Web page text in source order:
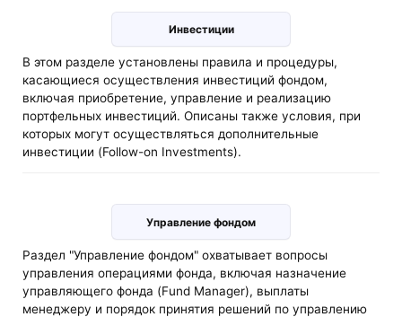
Инвестиции
В этом разделе установлены правила и процедуры,
касающиеся осуществления инвестиций фондом,
включая приобретение, управление и реализацию
портфельных инвестиций. Описаны также условия, при
которых могут осуществляться дополнительные
инвестиции (Follow-on Investments).
Управление фондом
Раздел "Управление фондом" охватывает вопросы
управления операциями фонда, включая назначение
управляющего фонда (Fund Manager), выплаты
менеджеру и порядок принятия решений по управлению